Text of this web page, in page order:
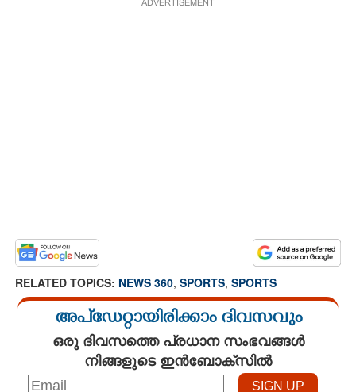
ADVERTISEMENT
RELATED TOPICS: NEWS 360, SPORTS, SPORTS
അപ്ഡേറ്റായിരിക്കാം ദിവസവും
ഒരു ദിവസത്തെ പ്രധാന സംഭവങ്ങൾ
നിങ്ങളുടെ ഇൻബോക്സിൽ